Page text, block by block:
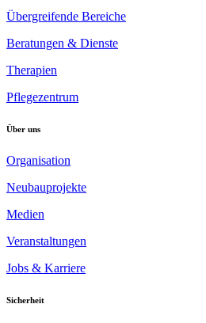
Übergreifende Bereiche
Beratungen & Dienste
Therapien
Pflegezentrum
Über uns
Organisation
Neubauprojekte
Medien
Veranstaltungen
Jobs & Karriere
Sicherheit